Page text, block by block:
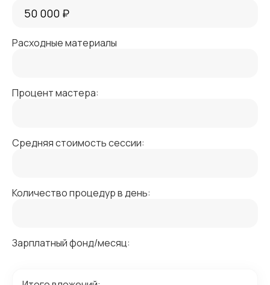
Расходные материалы
Процент мастера:
Средняя стоимость сессии:
Количество процедур в день:
Зарплатный фонд/месяц: